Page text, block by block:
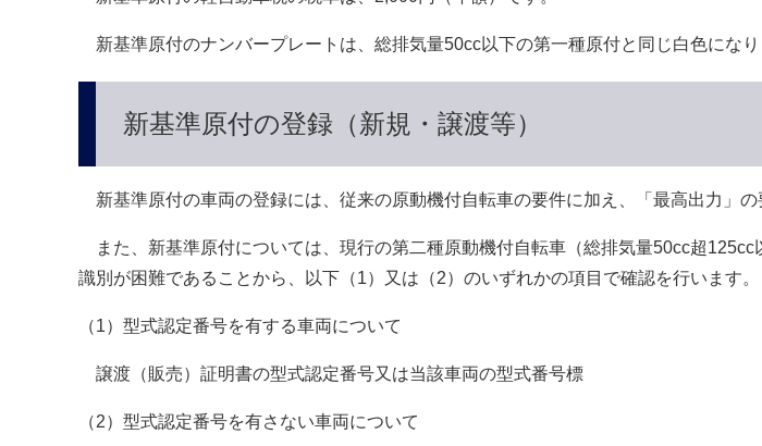
新基準原付のナンバープレートは、総排気量50cc以下の第一種原付と同じ白色になり
新基準原付の登録（新規・譲渡等）
新基準原付の車両の登録には、従来の原動機付自転車の要件に加え、「最高出力」の
また、新基準原付については、現行の第二種原動機付自転車（総排気量50cc超125cc
識別が困難であることから、以下（1）又は（2）のいずれかの項目で確認を行います。
（1）型式認定番号を有する車両について
譲渡（販売）証明書の型式認定番号又は当該車両の型式番号標
（2）型式認定番号を有さない車両について